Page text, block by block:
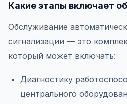
Какие этапы включает
Обслуживание
сигнализации — это
который может включать:
Диагностику
центрального